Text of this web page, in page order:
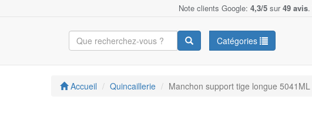
Note clients Google: 4,3/5 sur49 avis.
Catégories
Accueil Quincaillerie Manchon support tige longue 5041ML